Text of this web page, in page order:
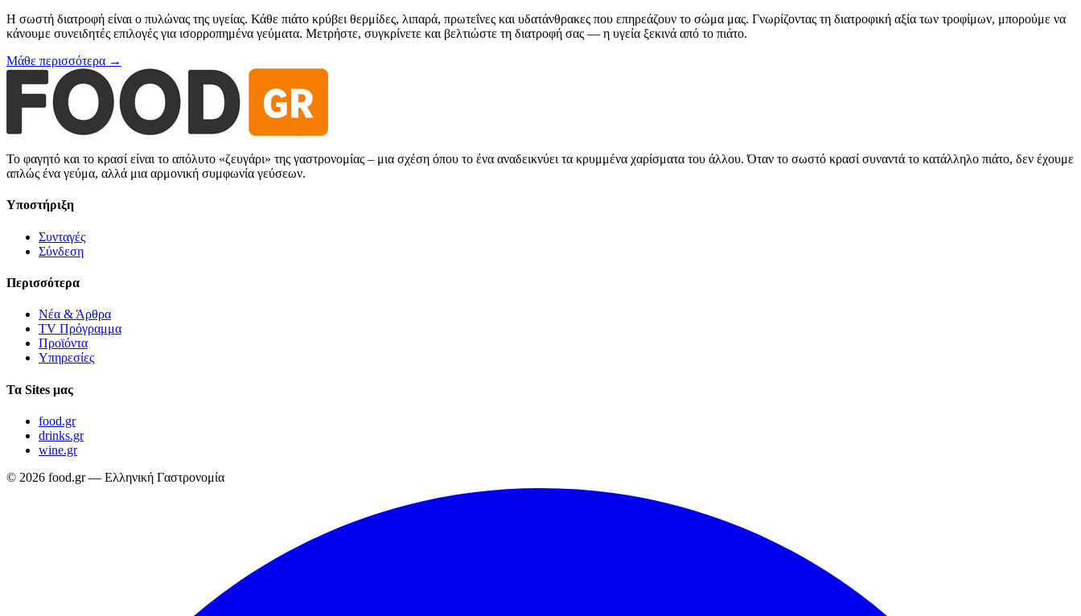
Η σωστή διατροφή είναι ο πυλώνας της υγείας. Κάθε πιάτο κρύβει θερμίδες, λιπαρά, πρωτεΐνες και υδατάνθρακες που επηρεάζουν το σώμα μας. Γνωρίζοντας τη διατροφική αξία των τροφίμων, μπορούμε να
κάνουμε συνειδητές επιλογές για ισορροπημένα γεύματα. Μετρήστε, συγκρίνετε και βελτιώστε τη διατροφή σας — η υγεία ξεκινά από το πιάτο.
Μάθε περισσότερα →
Το φαγητό και το κρασί είναι το απόλυτο «ζευγάρι» της γαστρονομίας – μια σχέση όπου το ένα αναδεικνύει τα κρυμμένα χαρίσματα του άλλου. Όταν το σωστό κρασί συναντά το κατάλληλο πιάτο, δεν έχουμε
απλώς ένα γεύμα, αλλά μια αρμονική συμφωνία γεύσεων.
Υποστήριξη
Συνταγές
Σύνδεση
Περισσότερα
Νέα & Άρθρα
TV Πρόγραμμα
Προϊόντα
Υπηρεσίες
Τα Sites μας
food.gr
drinks.gr
wine.gr
© 2026 food.gr — Ελληνική Γαστρονομία